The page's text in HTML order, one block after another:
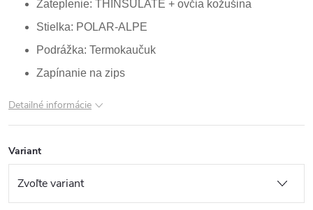
Zateplenie: THINSULATE + ovčia kožušina
Stielka: POLAR-ALPE
Podrážka: Termokaučuk
Zapínanie na zips
Detailné informácie
Variant